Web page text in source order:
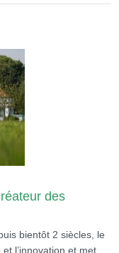
des
bientôt 2 siècles, le
l’innovation et met